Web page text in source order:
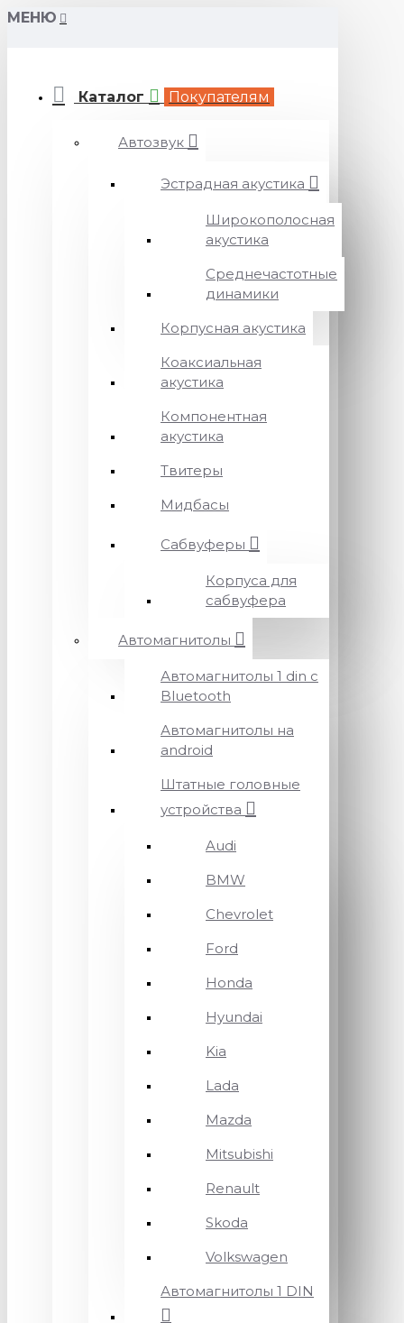
МЕНЮ
Каталог Покупателям
Автозвук
Эстрадная акустика
Широкополосная
акустика
Среднечастотные
динамики
Корпусная акустика
Коаксиальная
акустика
Компонентная
акустика
Твитеры
Мидбасы
Сабвуферы
Корпуса для
сабвуфера
Автомагнитолы
Автомагнитолы 1 din с
Bluetooth
Автомагнитолы на
android
Штатные головные
устройства
Audi
BMW
Chevrolet
Ford
Honda
Hyundai
Kia
Lada
Mazda
Mitsubishi
Renault
Skoda
Volkswagen
Автомагнитолы 1 DIN